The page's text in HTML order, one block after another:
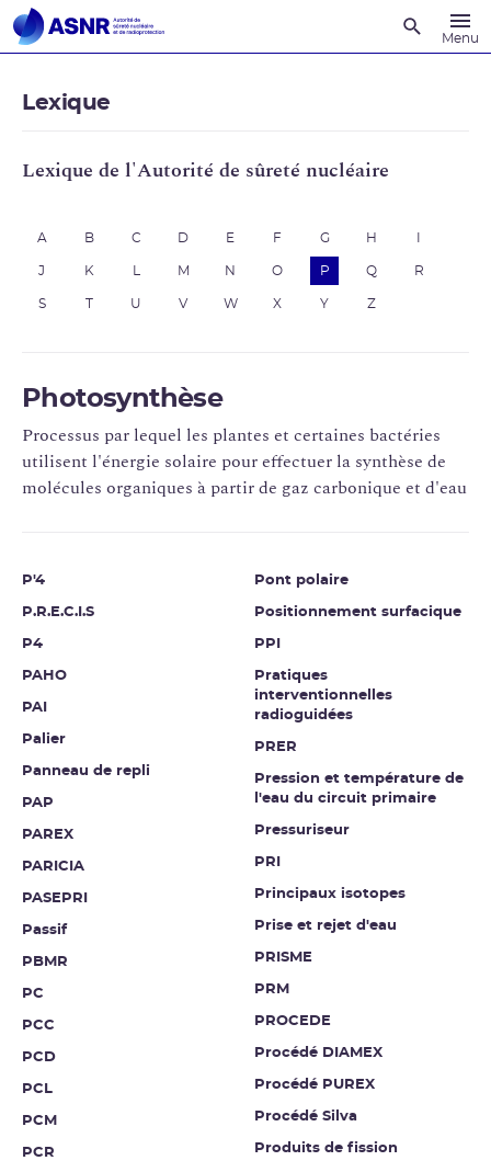
Menu
Lexique
Lexique de l'Autorité de sûreté nucléaire
A B C D E F G H
J K M N O P Q R
S U V W X Y Z
Photosynthèse
Processus par lequel les plantes et certaines bactéries
utilisent l'énergie solaire pour effectuer la synthèse de
molécules organiques à partir de gaz carbonique et d'eau
P'4
P.R.E.C.I.S
P4
PAHO
PAI
Palier
Panneau de repli
PAP
PAREX
PARICIA
PASEPRI
Passif
PBMR
PC
PCC
PCD
PCL
PCM
PCR
Pont polaire
Positionnement surfacique
PPI
Pratiques
interventionnelles
radioguidées
PRER
Pression et température de
l'eau du circuit primaire
Pressuriseur
PRI
Principaux isotopes
Prise et rejet d'eau
PRISME
PRM
PROCEDE
Procédé DIAMEX
Procédé PUREX
Procédé Silva
Produits de fission